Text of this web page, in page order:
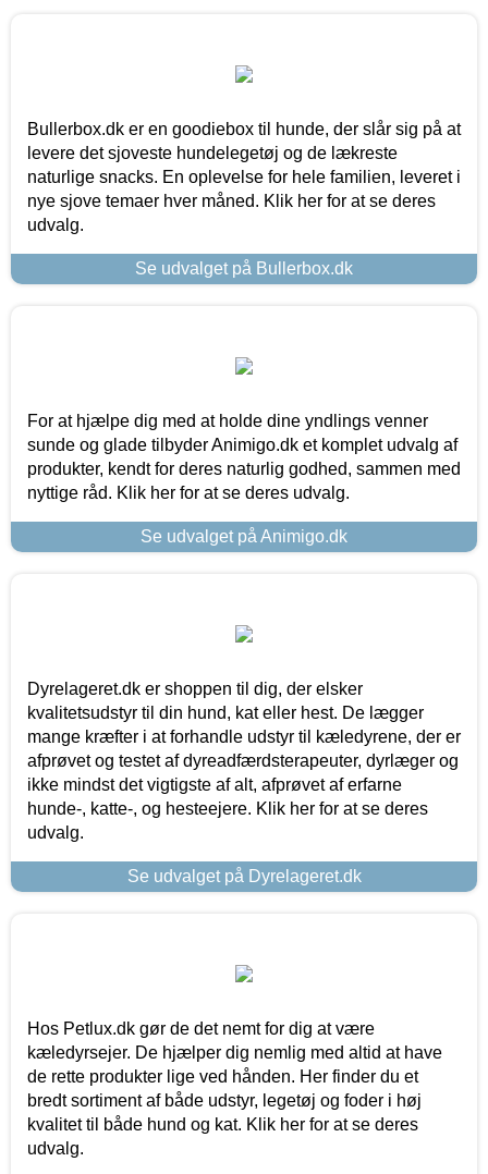
Bullerbox.dk er en goodiebox til hunde, der slår sig på at
levere det sjoveste hundelegetøj og de lækreste
naturlige snacks. En oplevelse for hele familien, leveret i
nye sjove temaer hver måned. Klik her for at se deres
udvalg.
Se udvalget på Bullerbox.dk
For at hjælpe dig med at holde dine yndlings venner
sunde og glade tilbyder Animigo.dk et komplet udvalg af
produkter, kendt for deres naturlig godhed, sammen med
nyttige råd. Klik her for at se deres udvalg.
Se udvalget på Animigo.dk
Dyrelageret.dk er shoppen til dig, der elsker
kvalitetsudstyr til din hund, kat eller hest. De lægger
mange kræfter i at forhandle udstyr til kæledyrene, der er
afprøvet og testet af dyreadfærdsterapeuter, dyrlæger og
ikke mindst det vigtigste af alt, afprøvet af erfarne
hunde-, katte-, og hesteejere. Klik her for at se deres
udvalg.
Se udvalget på Dyrelageret.dk
Hos Petlux.dk gør de det nemt for dig at være
kæledyrsejer. De hjælper dig nemlig med altid at have
de rette produkter lige ved hånden. Her finder du et
bredt sortiment af både udstyr, legetøj og foder i høj
kvalitet til både hund og kat. Klik her for at se deres
udvalg.